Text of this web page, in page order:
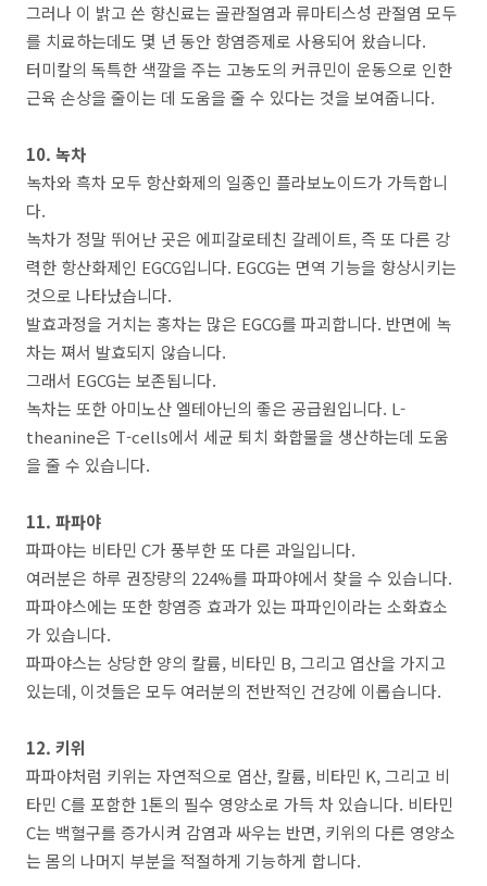
그러나 이 밝고 쓴 향신료는 골관절염과 류마티스성 관절염 모두
를 치료하는데도 몇 년 동안 항염증제로 사용되어 왔습니다.
터미칼의 독특한 색깔을 주는 고농도의 커큐민이 운동으로 인한
근육 손상을 줄이는 데 도움을 줄 수 있다는 것을 보여줍니다.
10. 녹차
녹차와 흑차 모두 항산화제의 일종인 플라보노이드가 가득합니
다.
녹차가 정말 뛰어난 곳은 에피갈로테친 갈레이트, 즉 또 다른 강
력한 항산화제인 EGCG입니다. EGCG는 면역 기능을 향상시키는
것으로 나타났습니다.
발효과정을 거치는 홍차는 많은 EGCG를 파괴합니다. 반면에 녹
차는 쪄서 발효되지 않습니다.
그래서 EGCG는 보존됩니다.
녹차는 또한 아미노산 엘테아닌의 좋은 공급원입니다. L-
theanine은 T-cells에서 세균 퇴치 화합물을 생산하는데 도움
을 줄 수 있습니다.
11. 파파야
파파야는 비타민 C가 풍부한 또 다른 과일입니다.
여러분은 하루 권장량의 224%를 파파야에서 찾을 수 있습니다.
파파야스에는 또한 항염증 효과가 있는 파파인이라는 소화효소
가 있습니다.
파파야스는 상당한 양의 칼륨, 비타민 B, 그리고 엽산을 가지고
있는데, 이것들은 모두 여러분의 전반적인 건강에 이롭습니다.
12. 키위
파파야처럼 키위는 자연적으로 엽산, 칼륨, 비타민 K, 그리고 비
타민 C를 포함한 1톤의 필수 영양소로 가득 차 있습니다. 비타민
C는 백혈구를 증가시켜 감염과 싸우는 반면, 키위의 다른 영양소
는 몸의 나머지 부분을 적절하게 기능하게 합니다.